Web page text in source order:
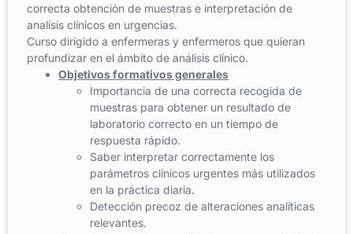
correcta obtención de muestras e interpretación de
analísis clínicos en urgencias.
Curso dirigido a enfermeras y enfermeros que quieran
profundizar en el ámbito de análisis clínico.
Objetivos formativos generales
Importancia de una correcta recogida de
muestras para obtener un resultado de
laboratorio correcto en un tiempo de
respuesta rápido.
Saber interpretar correctamente los
parámetros clínicos urgentes más utilizados
en la práctica diaria.
Detección precoz de alteraciones analíticas
relevantes.